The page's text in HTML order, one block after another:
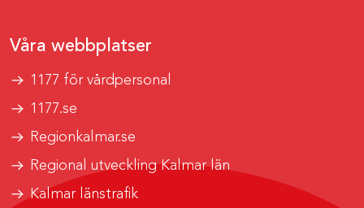
Våra webbplatser
1177 för vårdpersonal
1177.se
Regionkalmar.se
Regional utveckling Kalmar län
Kalmar länstrafik